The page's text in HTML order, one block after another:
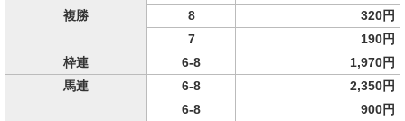
複勝
8
320円
7
190円
枠連
6-8
1,970円
馬連
6-8 2,350円
6-8
900円